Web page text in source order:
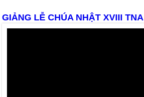
GIẢNG LỄ CHÚA NHẬT XVIII TNA